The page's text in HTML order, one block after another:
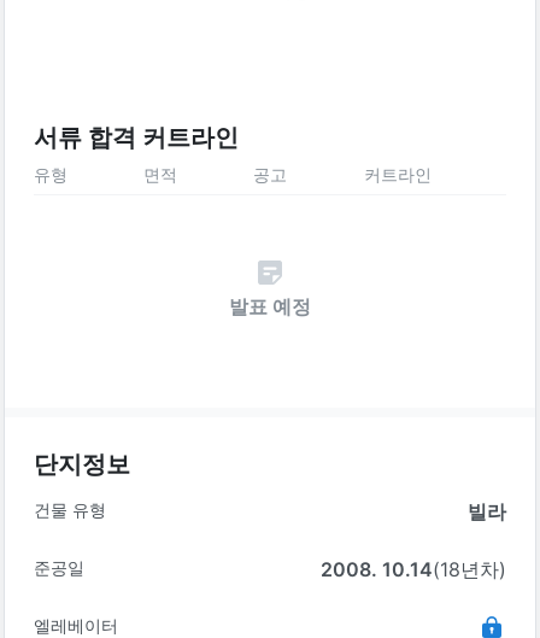
서류 합격 커트라인
유형 면적 공고 커트라인
발표 예정
단지정보
건물 유형 빌라
준공일 2008. 10.14(18년차)
엘레베이터